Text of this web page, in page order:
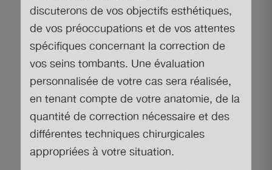
discuterons de vos objectifs esthétiques,
de vos préoccupations et de vos attentes
spécifiques concernant la correction de
vos seins tombants. Une évaluation
personnalisée de votre cas sera réalisée,
en tenant compte de votre anatomie, de la
quantité de correction nécessaire et des
différentes techniques chirurgicales
appropriées à votre situation.